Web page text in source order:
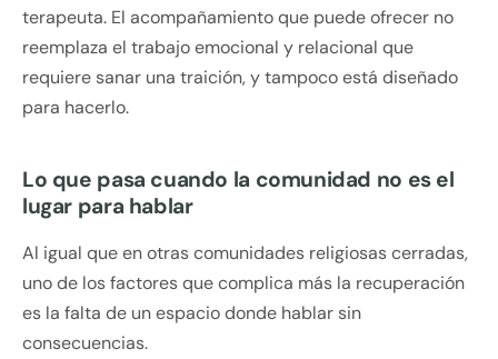
terapeuta. El acompañamiento que puede ofrecer no
reemplaza el trabajo emocional y relacional que
requiere sanar una traición, y tampoco está diseñado
para hacerlo.
Lo que pasa cuando la comunidad no es el
lugar para hablar
Al igual que en otras comunidades religiosas cerradas,
uno de los factores que complica más la recuperación
es la falta de un espacio donde hablar sin
consecuencias.